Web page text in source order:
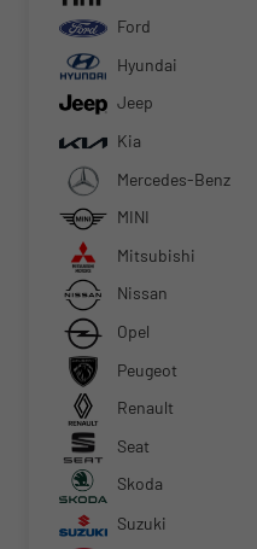
Ford
Hyundai
Jeep
Kia
Mercedes-Benz
MINI
Mitsubishi
Nissan
Opel
Peugeot
Renault
Seat
Skoda
Suzuki